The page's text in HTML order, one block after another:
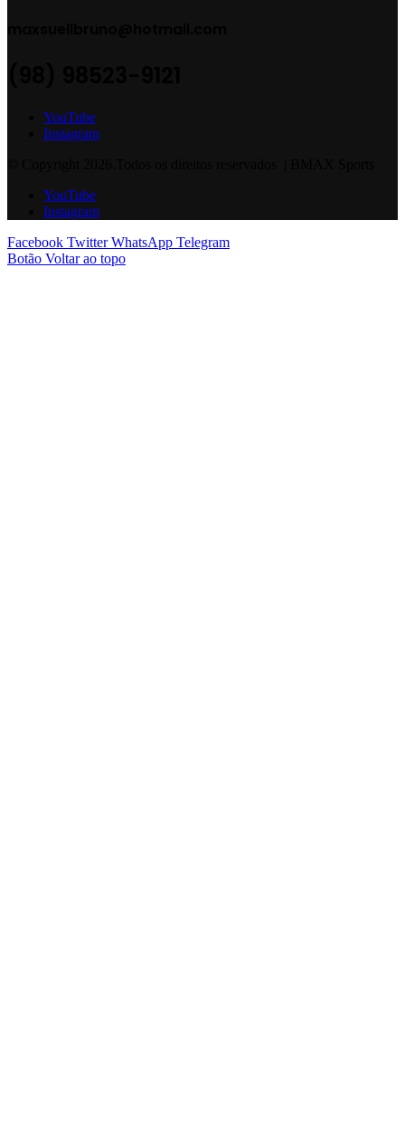
YouTube
Instagram
YouTube
Instagram
Facebook Twitter WhatsApp Telegram
Botão Voltar ao topo